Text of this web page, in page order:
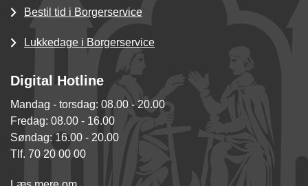
Bestil tid i Borgerservice
Lukkedage i Borgerservice
Digital Hotline
Mandag - torsdag: 08.00 - 20.00
Fredag: 08.00 - 16.00
Søndag: 16.00 - 20.00
Tlf. 70 20 00 00